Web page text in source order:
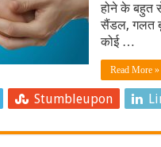
होने के बहुत
सैंडल, गलत
कोई …
Read More »
Stumbleupon